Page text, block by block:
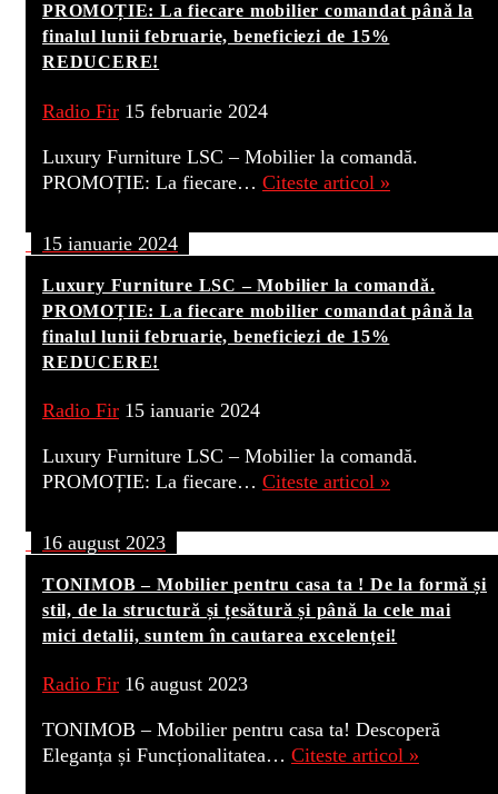
PROMOȚIE: La fiecare mobilier comandat până la
finalul lunii februarie, beneficiezi de 15%
REDUCERE!
Radio Fir 15 februarie 2024
Luxury Furniture LSC – Mobilier la comandă.
PROMOȚIE: La fiecare… Citeste articol »
15 ianuarie 2024
Luxury Furniture LSC – Mobilier la comandă.
PROMOȚIE: La fiecare mobilier comandat până la
finalul lunii februarie, beneficiezi de 15%
REDUCERE!
Radio Fir 15 ianuarie 2024
Luxury Furniture LSC – Mobilier la comandă.
PROMOȚIE: La fiecare… Citeste articol »
16 august 2023
TONIMOB – Mobilier pentru casa ta ! De la formă și
stil, de la structură și țesătură și până la cele mai
mici detalii, suntem în cautarea excelenței!
Radio Fir 16 august 2023
TONIMOB – Mobilier pentru casa ta! Descoperă
Eleganța și Funcționalitatea… Citeste articol »